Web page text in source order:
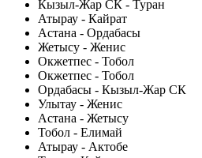
Кызыл-Жар СК - Туран
Атырау - Кайрат
Астана - Ордабасы
Жетысу - Женис
Окжетпес - Тобол
Окжетпес - Тобол
Ордабасы - Кызыл-Жар СК
Улытау - Женис
Астана - Жетысу
Тобол - Елимай
Атырау - Актобе